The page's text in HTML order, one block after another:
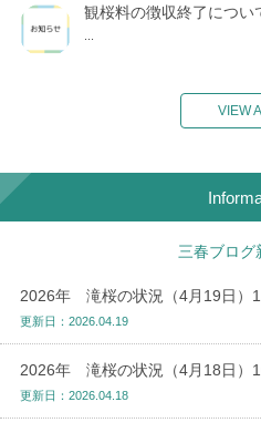
観桜料の徴収終了につい
VIEW
三春ブログ
2026年 滝桜の状況（4月19日
更新日：2026.04.19
2026年 滝桜の状況（4月18日
更新日：2026.04.18